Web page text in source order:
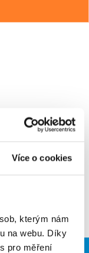
Více o cookies
kterým nám
na webu. Díky
pro měření